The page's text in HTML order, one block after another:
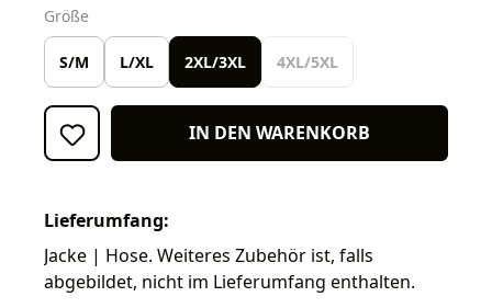
Größe
S/M L/XL 2XL/3XL 4XL/5XL
IN DEN WARENKORB
Lieferumfang:
Jacke | Hose. Weiteres Zubehör ist, falls
abgebildet, nicht im Lieferumfang enthalten.